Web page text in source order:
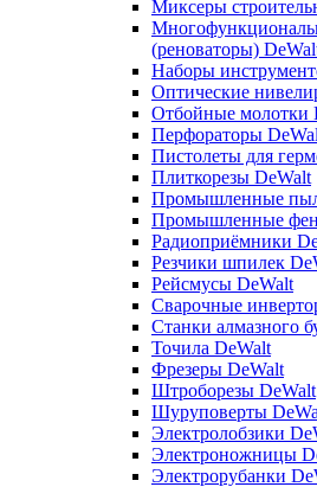
Миксеры
(реноваторы)
Наборы
Оптические
Отбойные молотки
Перфораторы
Пистолеты для
Плиткорезы DeWalt
Промышленные
Промышленные
Радиоприёмники
Резчики шпилек
Рейсмусы DeWalt
Сварочные
Станки алмазного
Точила DeWalt
Фрезеры DeWalt
Штроборезы DeWalt
Шуруповерты
Электролобзики
Электроножницы
Электрорубанки